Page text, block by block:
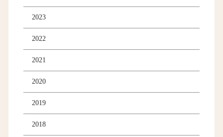
2023
2022
2021
2020
2019
2018